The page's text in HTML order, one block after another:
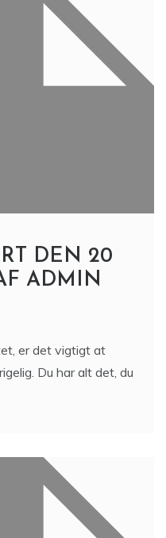
DEN 20
ADMIN
er det vigtigt at
Du har alt det, du